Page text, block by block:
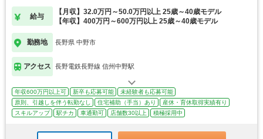
す。
給与
【月収】32.0万円～50.0万円以上 25歳～40歳モデル
【年収】400万円～600万円以上 25歳～40歳モデル
勤務地 長野県 中野市
アクセス 長野電鉄長野線 信州中野駅
年収600万円以上可 新卒も応募可能
未経験者も応募可能
原則、引越しを伴う転勤なし
住宅補助（手当）あり
産休・育休取得実績有り
スキルアップ
駅チカ 車通勤可 店舗数30以上 積極採用中